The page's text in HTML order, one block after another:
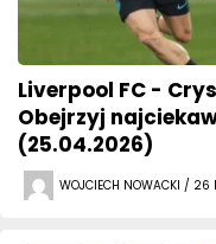
Liverpool FC -
Obejrzyj
(25.04.2026)
WOJCIECH NOWACKI / 26